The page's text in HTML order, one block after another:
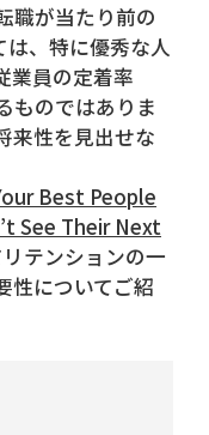
職が当たり前の
は、特に優秀な人
業員の定着率
ものではありま
来性を見出せな
Best People
See Their Next
テンションの一
性についてご紹